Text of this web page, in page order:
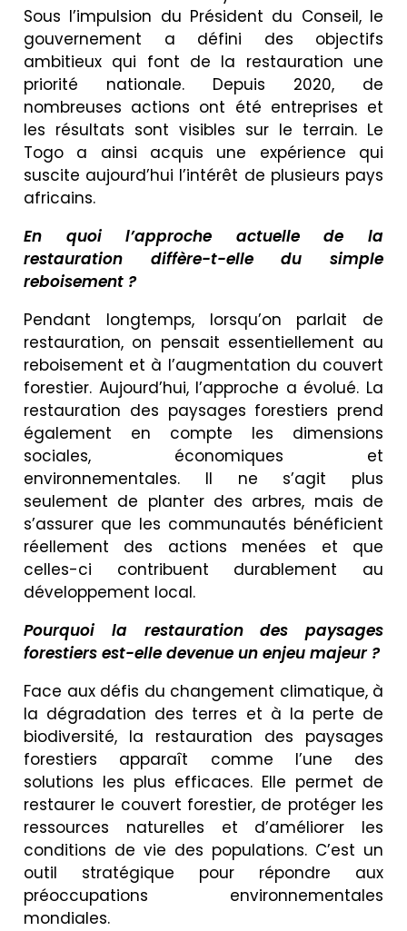
Sous l’impulsion du Président du Conseil, le
gouvernement a défini des objectifs
ambitieux qui font de la restauration une
priorité nationale. Depuis 2020, de
nombreuses actions ont été entreprises et
les résultats sont visibles sur le terrain. Le
Togo a ainsi acquis une expérience qui
suscite aujourd’hui l’intérêt de plusieurs pays
africains.
En quoi l’approche actuelle de la
restauration diffère-t-elle du simple
reboisement ?
Pendant longtemps, lorsqu’on parlait de
restauration, on pensait essentiellement au
reboisement et à l’augmentation du couvert
forestier. Aujourd’hui, l’approche a évolué. La
restauration des paysages forestiers prend
également en compte les dimensions
sociales, économiques et
environnementales. Il ne s’agit plus
seulement de planter des arbres, mais de
s’assurer que les communautés bénéficient
réellement des actions menées et que
celles-ci contribuent durablement au
développement local.
Pourquoi la restauration des paysages
forestiers est-elle devenue un enjeu majeur ?
Face aux défis du changement climatique, à
la dégradation des terres et à la perte de
biodiversité, la restauration des paysages
forestiers apparaît comme l’une des
solutions les plus efficaces. Elle permet de
restaurer le couvert forestier, de protéger les
ressources naturelles et d’améliorer les
conditions de vie des populations. C’est un
outil stratégique pour répondre aux
préoccupations environnementales
mondiales.